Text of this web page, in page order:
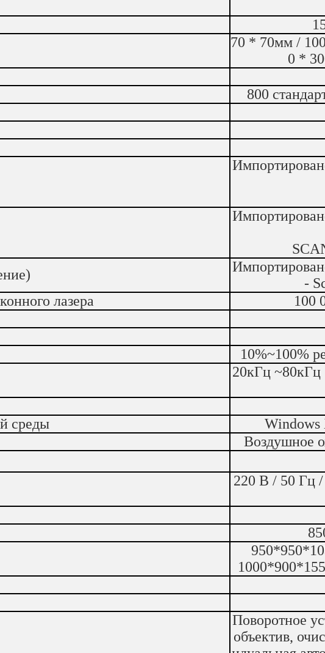
70 * 70мм /
0 *
800
-
лазера
100
10%~100%
20кГц
среды
Windows
Воздушное
220 В / 50 Гц
Поворотное
объектив,